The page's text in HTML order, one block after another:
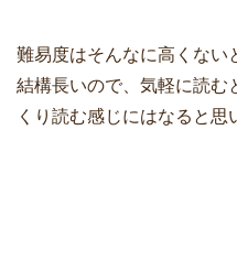
難易度はそんなに高くない
結構長いので、気軽に読む
くり読む感じにはなると思